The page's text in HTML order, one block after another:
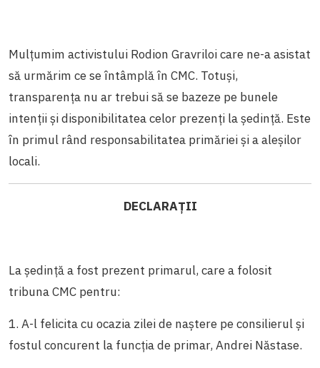
Mulțumim activistului Rodion Gravriloi care ne-a asistat
să urmărim ce se întâmplă în CMC. Totuși,
transparența nu ar trebui să se bazeze pe bunele
intenții și disponibilitatea celor prezenți la ședință. Este
în primul rând responsabilitatea primăriei și a aleșilor
locali.
DECLARAȚII
La ședință a fost prezent primarul, care a folosit
tribuna CMC pentru:
1. A-l felicita cu ocazia zilei de naștere pe consilierul și
fostul concurent la funcția de primar, Andrei Năstase.